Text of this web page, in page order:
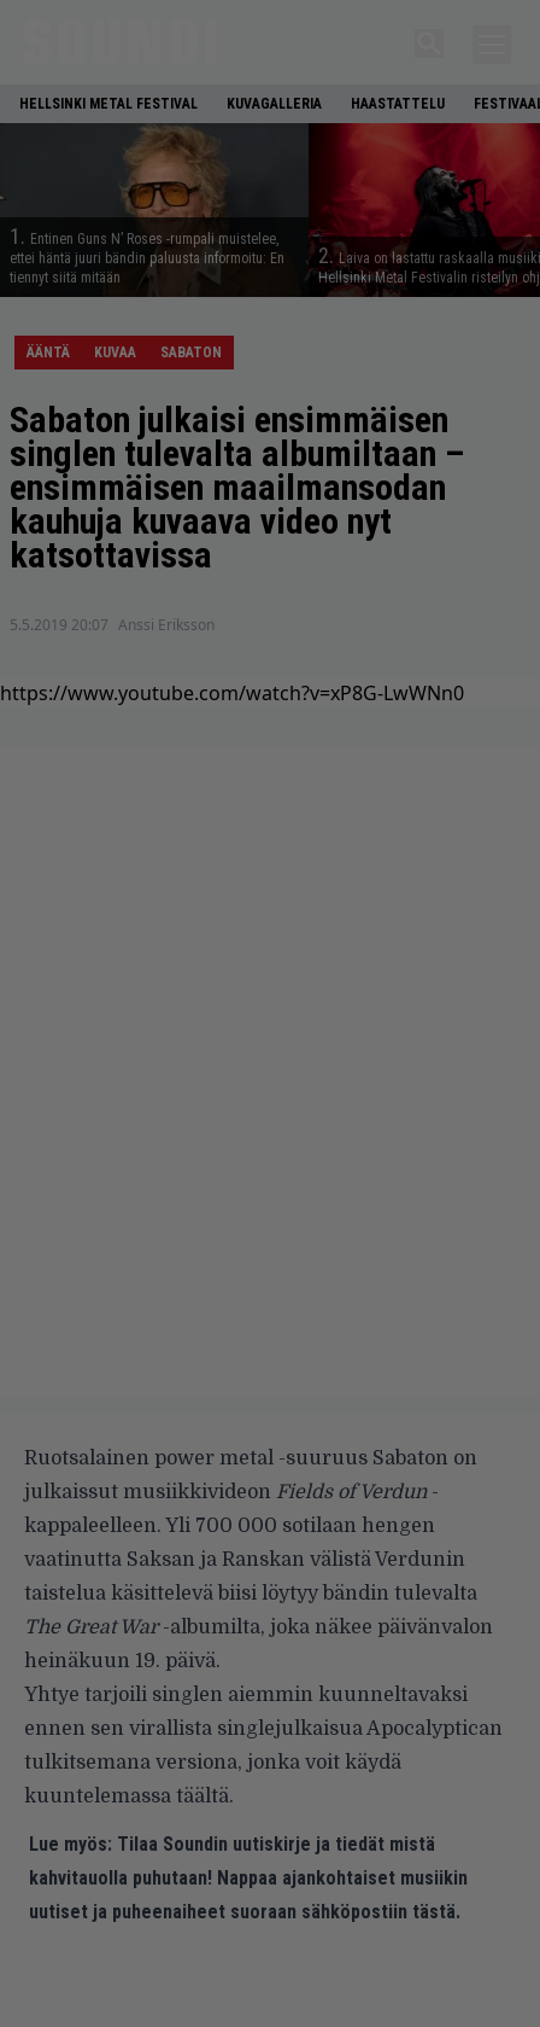
HELLSINKI METAL FESTIVAL KUVAGALLERIA HAASTATTELU
1. Entinen Guns N’ Roses -rumpali muistelee,
ettei häntä juuri bändin paluusta informoitu: En
tiennyt siitä mitään
2. Laiva on lastattu raskaalla
Hellsinki Metal Festivalin risteilyn
ÄÄNTÄ KUVAA SABATON
Sabaton julkaisi ensimmäisen
singlen tulevalta albumiltaan –
ensimmäisen maailmansodan
kauhuja kuvaava video nyt
katsottavissa
5.5.2019 20:07 Anssi Eriksson
https://www.youtube.com/watch?v=xP8G-LwWNn0
Ruotsalainen power metal -suuruus Sabaton on
julkaissut musiikkivideon Fields of Verdun-
kappaleelleen. Yli 700 000 sotilaan hengen
vaatinutta Saksan ja Ranskan välistä Verdunin
taistelua käsittelevä biisi löytyy bändin tulevalta
The Great War-albumilta, joka näkee päivänvalon
heinäkuun 19. päivä.
Yhtye tarjoili singlen aiemmin kuunneltavaksi
ennen sen virallista singlejulkaisua Apocalyptican
tulkitsemana versiona, jonka voit käydä
kuuntelemassa täältä.
Lue myös: Tilaa Soundin uutiskirje ja tiedät mistä
kahvitauolla puhutaan! Nappaa ajankohtaiset musiikin
uutiset ja puheenaiheet suoraan sähköpostiin tästä.